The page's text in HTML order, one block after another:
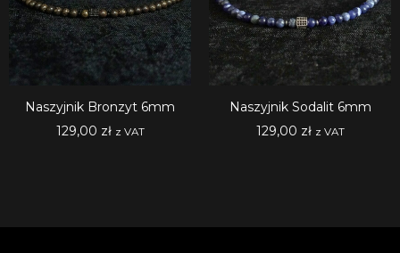
Naszyjnik Bronzyt 6mm
129,00 zł z VAT
Naszyjnik Sodalit 6mm
129,00 zł z VAT